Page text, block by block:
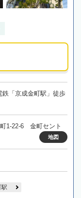
「京成金町駅」徒歩
1-22-6 金町セント
地図
駅